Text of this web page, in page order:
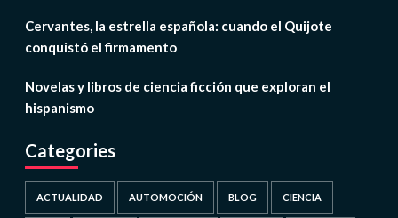
Cervantes, la estrella española: cuando el Quijote
conquistó el firmamento
Novelas y libros de ciencia ficción que exploran el
hispanismo
Categories
ACTUALIDAD AUTOMOCIÓN BLOG CIENCIA